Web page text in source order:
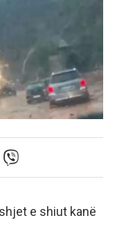
e shiut kanë